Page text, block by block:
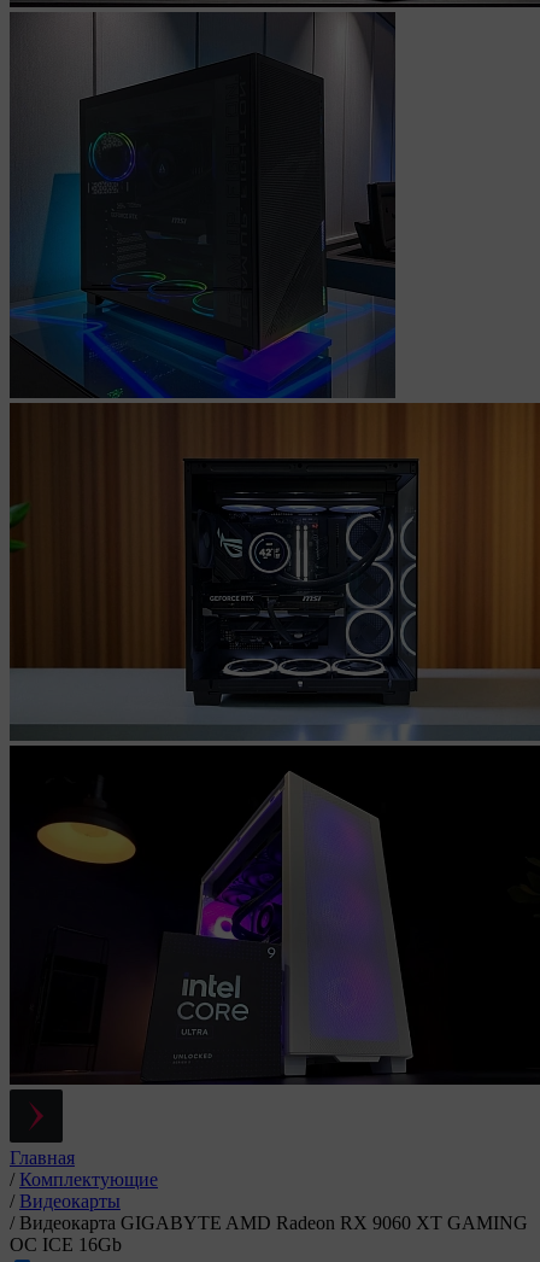
Главная
/ Комплектующие
/ Видеокарты
/ Видеокарта GIGABYTE AMD Radeon RX 9060 XT GAMING
OC ICE 16Gb